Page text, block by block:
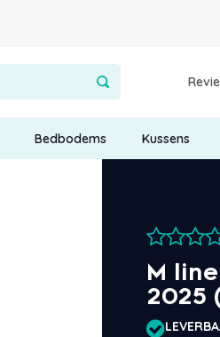
Bedbodems Kussens
M
2025